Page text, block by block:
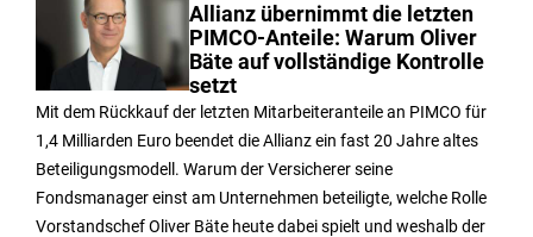
Allianz übernimmt die letzten
PIMCO-Anteile: Warum Oliver
Bäte auf vollständige Kontrolle
setzt
Mit dem Rückkauf der letzten Mitarbeiteranteile an PIMCO für
1,4 Milliarden Euro beendet die Allianz ein fast 20 Jahre altes
Beteiligungsmodell. Warum der Versicherer seine
Fondsmanager einst am Unternehmen beteiligte, welche Rolle
Vorstandschef Oliver Bäte heute dabei spielt und weshalb der